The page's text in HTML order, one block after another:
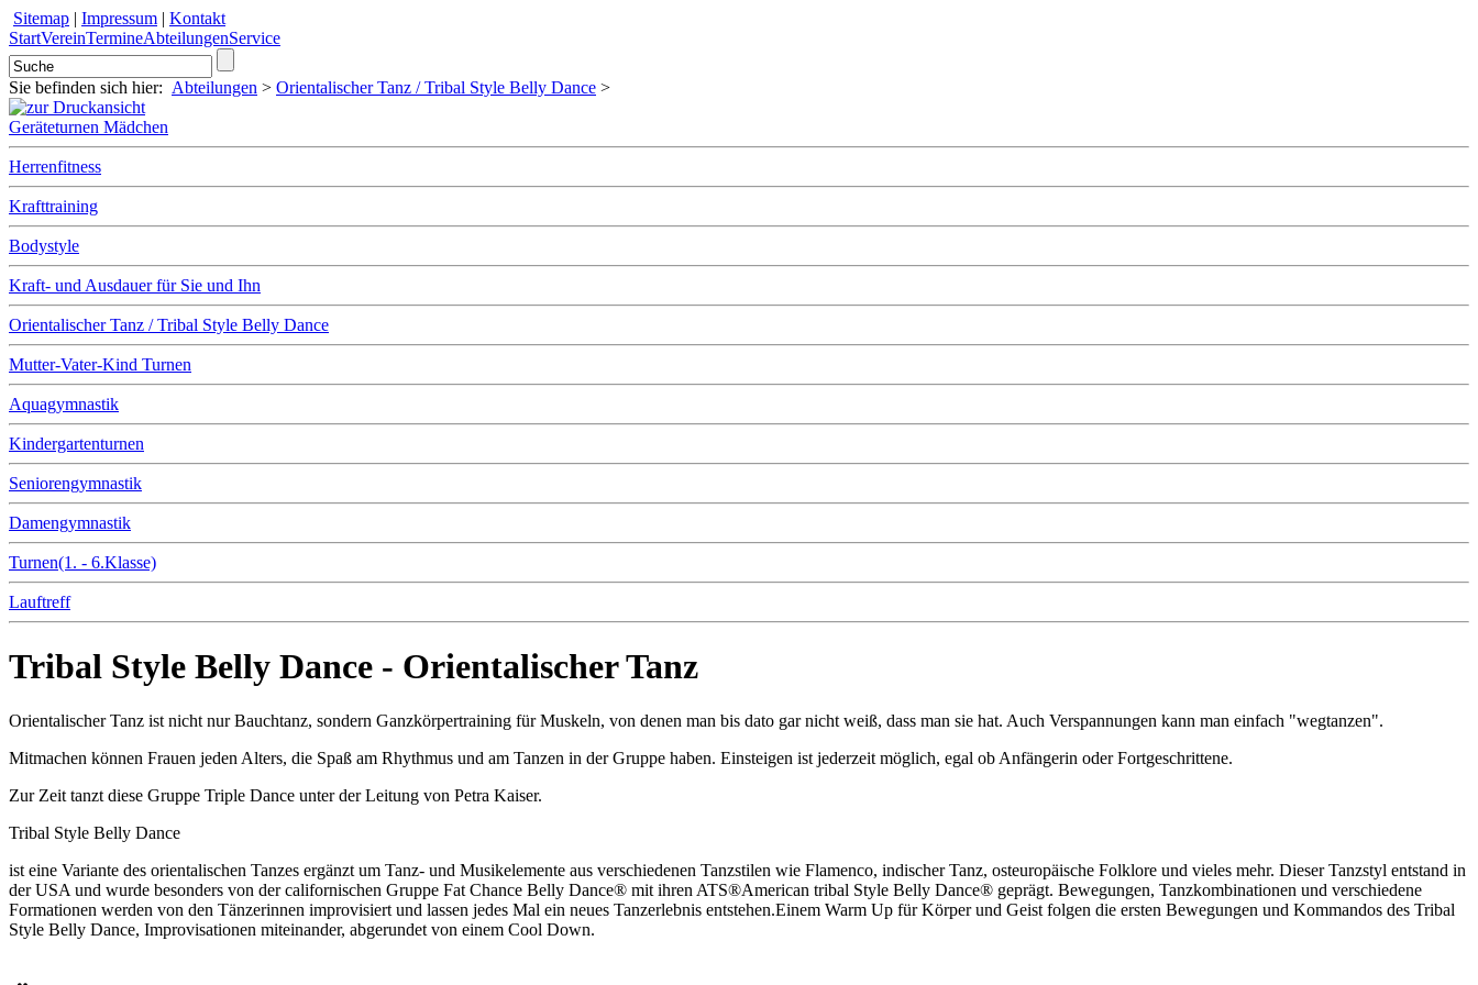
Sitemap | Impressum | Kontakt
StartVereinTermineAbteilungenService
Sie befinden sich hier: Abteilungen > Orientalischer Tanz / Tribal Style Belly Dance >
Geräteturnen Mädchen
Herrenfitness
Krafttraining
Bodystyle
Kraft- und Ausdauer für Sie und Ihn
Orientalischer Tanz / Tribal Style Belly Dance
Mutter-Vater-Kind Turnen
Aquagymnastik
Kindergartenturnen
Seniorengymnastik
Damengymnastik
Turnen(1. - 6.Klasse)
Lauftreff
Tribal Style Belly Dance - Orientalischer Tanz
Orientalischer Tanz ist nicht nur Bauchtanz, sondern Ganzkörpertraining für Muskeln, von denen man bis dato gar nicht weiß, dass man sie hat. Auch Verspannungen kann man einfach "wegtanzen".
Mitmachen können Frauen jeden Alters, die Spaß am Rhythmus und am Tanzen in der Gruppe haben. Einsteigen ist jederzeit möglich, egal ob Anfängerin oder Fortgeschrittene.
Zur Zeit tanzt diese Gruppe Triple Dance unter der Leitung von Petra Kaiser.
Tribal Style Belly Dance
ist eine Variante des orientalischen Tanzes ergänzt um Tanz- und Musikelemente aus verschiedenen Tanzstilen wie Flamenco, indischer Tanz, osteuropäische Folklore und vieles mehr. Dieser Tanzstyl entstand in
der USA und wurde besonders von der californischen Gruppe Fat Chance Belly Dance® mit ihren ATS®American tribal Style Belly Dance® geprägt. Bewegungen, Tanzkombinationen und verschiedene
Formationen werden von den Tänzerinnen improvisiert und lassen jedes Mal ein neues Tanzerlebnis entstehen.Einem Warm Up für Körper und Geist folgen die ersten Bewegungen und Kommandos des Tribal
Style Belly Dance, Improvisationen miteinander, abgerundet von einem Cool Down.